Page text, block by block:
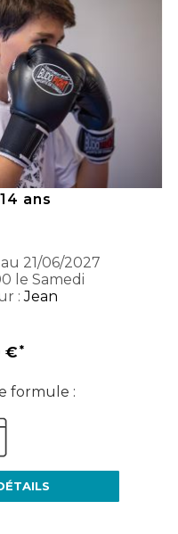
ans
21/06/2027
le Samedi
:Jean
€
formule :